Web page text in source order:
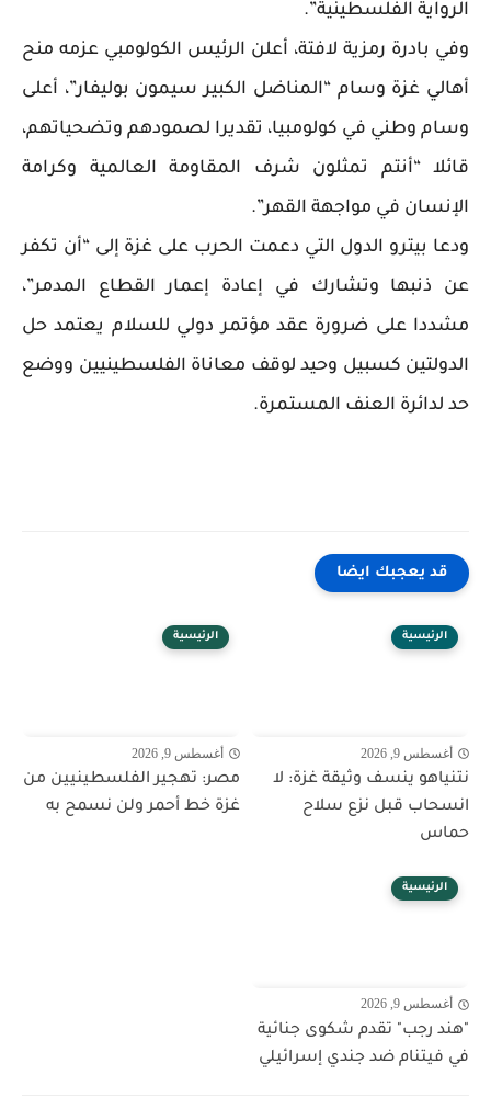
الرواية الفلسطينية”.
وفي بادرة رمزية لافتة، أعلن الرئيس الكولومبي عزمه منح
أهالي غزة وسام “المناضل الكبير سيمون بوليفار”، أعلى
وسام وطني في كولومبيا، تقديرا لصمودهم وتضحياتهم،
قائلا “أنتم تمثلون شرف المقاومة العالمية وكرامة
الإنسان في مواجهة القهر”.
ودعا بيترو الدول التي دعمت الحرب على غزة إلى “أن تكفر
عن ذنبها وتشارك في إعادة إعمار القطاع المدمر”،
مشددا على ضرورة عقد مؤتمر دولي للسلام يعتمد حل
الدولتين كسبيل وحيد لوقف معاناة الفلسطينيين ووضع
حد لدائرة العنف المستمرة.
قد يعجبك ايضا
الرئيسية
أغسطس 9, 2026
نتنياهو ينسف وثيقة غزة: لا
انسحاب قبل نزع سلاح
حماس
الرئيسية
أغسطس 9, 2026
مصر: تهجير الفلسطينيين من
غزة خط أحمر ولن نسمح به
الرئيسية
أغسطس 9, 2026
"هند رجب" تقدم شكوى جنائية
في فيتنام ضد جندي إسرائيلي